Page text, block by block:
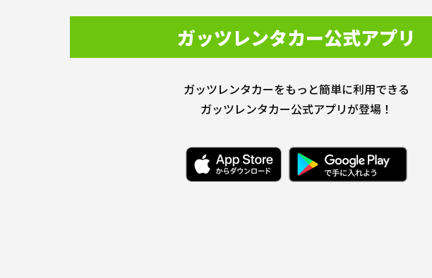
ガッツレンタカー公式アプリ
ガッツレンタカーをもっと簡単に利用できる
ガッツレンタカー公式アプリが登場！